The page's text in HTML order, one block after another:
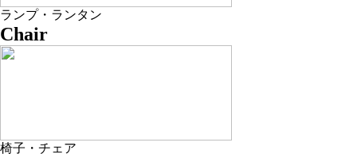
ランプ・ランタン
Chair
椅子・チェア